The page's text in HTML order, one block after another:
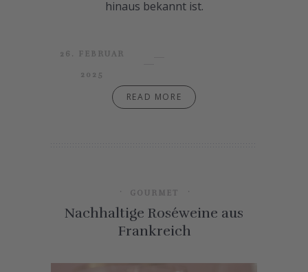
hinaus bekannt ist.
26. FEBRUAR
2025
READ MORE
GOURMET
Nachhaltige Roséweine aus
Frankreich